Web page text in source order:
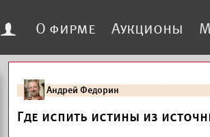
f О фирме Аукционы
Андрей Федорин
Где испить истины из